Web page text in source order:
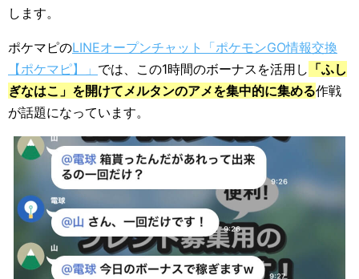
します。
ポケマピのLINEオープンチャット「ポケモンGO情報交換
【ポケマピ】」 では、この1時間のボーナスを活用し 「ふし
ぎなはこ」を開けてメルタンのアメを集中的に集める作戦
が話題になっています。